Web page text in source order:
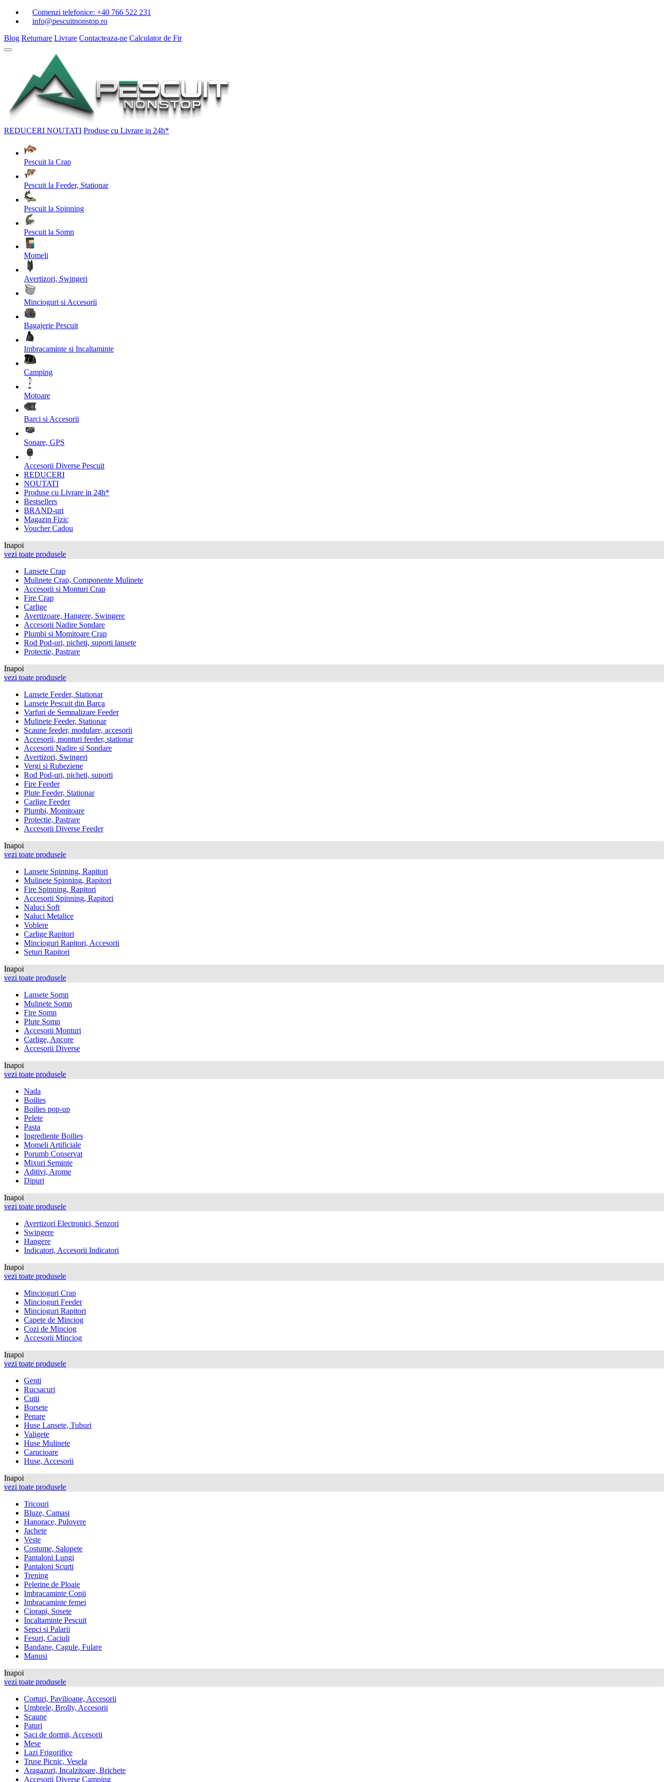
Comenzi telefonice: +40 766 522 231
info@pescuitnonstop.ro
Blog Returnare Livrare Contacteaza-ne Calculator de Fir
REDUCERI NOUTATI Produse cu Livrare in 24h*
Pescuit la Crap
Pescuit la Feeder, Stationar
Pescuit la Spinning
Pescuit la Somn
Momeli
Avertizori, Swingeri
Mincioguri si Accesorii
Bagajerie Pescuit
Imbracaminte si Incaltaminte
Camping
Motoare
Barci si Accesorii
Sonare, GPS
Accesorii Diverse Pescuit
REDUCERI
NOUTATI
Produse cu Livrare in 24h*
Bestsellers
BRAND-uri
Magazin Fizic
Voucher Cadou
Inapoi
vezi toate produsele
Lansete Crap
Mulinete Crap, Componente Mulinete
Accesorii si Monturi Crap
Fire Crap
Carlige
Avertizoare, Hangere, Swingere
Accesorii Nadire Sondare
Plumbi si Momitoare Crap
Rod Pod-uri, picheti, suporti lansete
Protectie, Pastrare
Inapoi
vezi toate produsele
Lansete Feeder, Stationar
Lansete Pescuit din Barca
Varfuri de Semnalizare Feeder
Mulinete Feeder, Stationar
Scaune feeder, modulare, accesorii
Accesorii, monturi feeder, stationar
Accesorii Nadire si Sondare
Avertizori, Swingeri
Vergi si Rubeziene
Rod Pod-uri, picheti, suporti
Fire Feeder
Plute Feeder, Stationar
Carlige Feeder
Plumbi, Momitoare
Protectie, Pastrare
Accesorii Diverse Feeder
Inapoi
vezi toate produsele
Lansete Spinning, Rapitori
Mulinete Spinning, Rapitori
Fire Spinning, Rapitori
Accesorii Spinning, Rapitori
Naluci Soft
Naluci Metalice
Voblere
Carlige Rapitori
Mincioguri Rapitori, Accesorii
Seturi Rapitori
Inapoi
vezi toate produsele
Lansete Somn
Mulinete Somn
Fire Somn
Plute Somn
Accesorii Monturi
Carlige, Ancore
Accesorii Diverse
Inapoi
vezi toate produsele
Nada
Boilies
Boilies pop-up
Pelete
Pasta
Ingrediente Boilies
Momeli Artificiale
Porumb Conservat
Mixuri Seminte
Aditivi, Arome
Dipuri
Inapoi
vezi toate produsele
Avertizori Electronici, Senzori
Swingere
Hangere
Indicatori, Accesorii Indicatori
Inapoi
vezi toate produsele
Mincioguri Crap
Mincioguri Feeder
Mincioguri Rapitori
Capete de Minciog
Cozi de Minciog
Accesorii Minciog
Inapoi
vezi toate produsele
Genti
Rucsacuri
Cutii
Borsete
Penare
Huse Lansete, Tuburi
Valigete
Huse Mulinete
Carucioare
Huse, Accesorii
Inapoi
vezi toate produsele
Tricouri
Bluze, Camasi
Hanorace, Pulovere
Jachete
Veste
Costume, Salopete
Pantaloni Lungi
Pantaloni Scurti
Trening
Pelerine de Ploaie
Imbracaminte Copii
Imbracaminte femei
Ciorapi, Sosete
Incaltaminte Pescuit
Sepci si Palarii
Fesuri, Caciuli
Bandane, Cagule, Fulare
Manusi
Inapoi
vezi toate produsele
Corturi, Pavilioane, Accesorii
Umbrele, Brolly, Accesorii
Scaune
Paturi
Saci de dormit, Accesorii
Mese
Lazi Frigorifice
Truse Picnic, Vesela
Aragazuri, Incalzitoare, Brichete
Accesorii Diverse Camping